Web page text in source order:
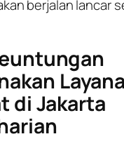
berjalan lancar
di Jakarta